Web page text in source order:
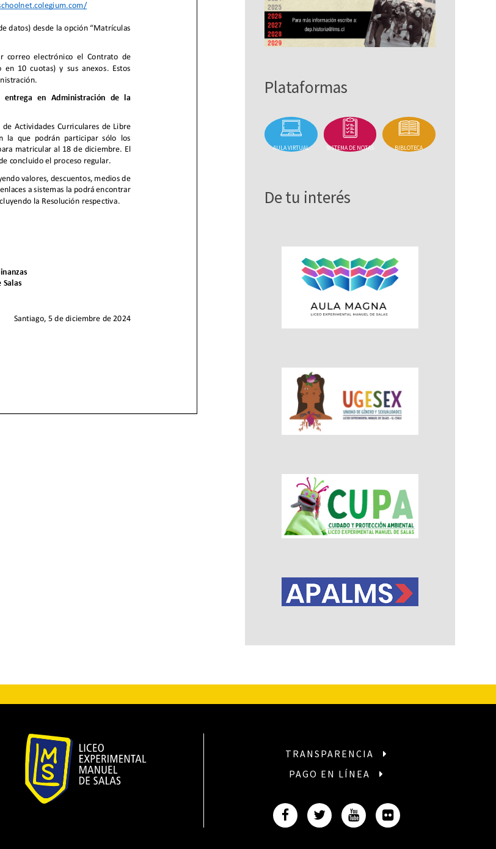
Plataformas
AULA VIRTUAL SISTEMA DE NOTAS BIBLOTECA
De tu interés
TRANSPARENCIA
PAGO EN LÍNEA